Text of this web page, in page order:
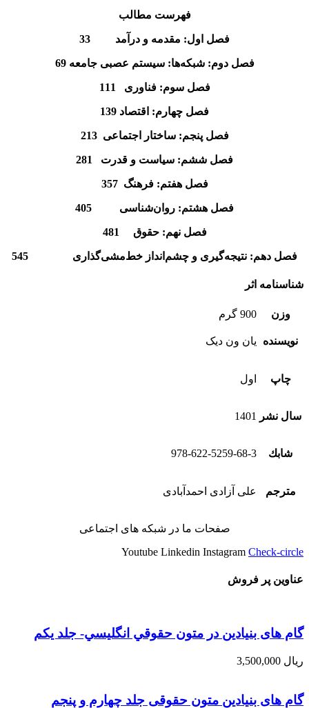
فهرست مطالب
فصل اول: مقدمه و درآمد 33
فصل دوم: شبکه‌ها: سیستم عصبی جامعه 69
فصل سوم: فناوری 111
فصل چهارم: اقتصاد 139
فصل پنجم: ساختار اجتماعی 213
فصل ششم: سیاست و قدرت 281
فصل هفتم: فرهنگ 357
فصل هشتم: روان‌شناسی 405
فصل نهم: حقوق 481
فصل دهم: نتیجه‌گیری و چشم‌انداز خط‌مشی‌گذاری 545
شناسنامه اثر
وزن 900 گرم
نویسنده یان ون دیک
چاپ اول
سال نشر 1401
شابك 978-622-5259-68-3
مترجم علی آزادی احمدآبادی
صفحات ما در شبکه های اجتماعی
Youtube Linkedin Instagram Check-circle
عناوین پر فروش
گام های بنیادین در متون حقوقي انگليسي- جلد يكم
ریال
گام های بنیادین متون حقوقی جلد چهارم و پنجم